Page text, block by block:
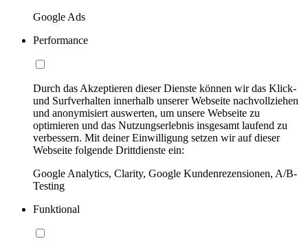
Google Ads
Performance
Durch das Akzeptieren dieser Dienste können wir das Klick-
und Surfverhalten innerhalb unserer Webseite nachvollziehen
und anonymisiert auswerten, um unsere Webseite zu
optimieren und das Nutzungserlebnis insgesamt laufend zu
verbessern. Mit deiner Einwilligung setzen wir auf dieser
Webseite folgende Drittdienste ein:
Google Analytics, Clarity, Google Kundenrezensionen, A/B-
Testing
Funktional